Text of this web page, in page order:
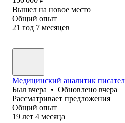
Вышел на новое место
Общий опыт
21 год 7 месяцев
Медицинский аналитик
Был вчера • Обновлено вчера
Рассматривает предложения
Общий опыт
19 лет 4 месяца